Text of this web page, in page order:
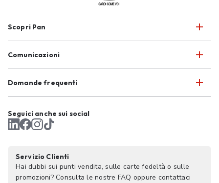
Scopri Pan
Comunicazioni
Domande frequenti
Seguici anche sui social
Servizio Clienti
Hai dubbi sui punti vendita, sulle carte fedeltà o sulle
promozioni? Consulta le nostre FAQ oppure contattaci